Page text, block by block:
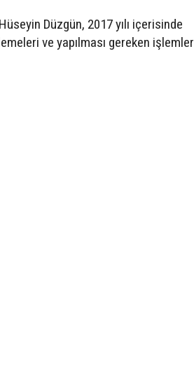
Düzgün, 2017 yılı içerisinde
ve yapılması gereken işlemler